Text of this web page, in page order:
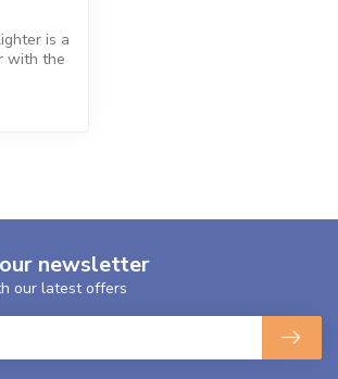
is a
with the
newsletter
our latest offers